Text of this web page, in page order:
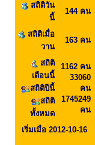
สถิติวัน
นี้
144 คน
สถิติเมื่อ
วาน
163 คน
สถิติ
เดือนนี้
สถิติปีนี้
สถิติ
ทั้งหมด
1162 คน
33060
คน
1745249
คน
เริ่มเมื่อ 2012-10-16